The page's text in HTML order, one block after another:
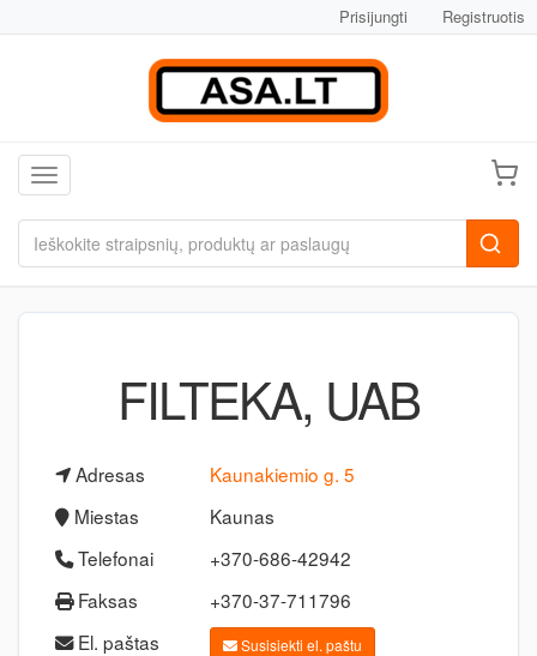
Prisijungti Registruotis
Toggle navigation
FILTEKA, UAB
Adresas
Kaunakiemio g. 5
Miestas
Kaunas
Telefonai
+370-686-42942
Faksas
+370-37-711796
El. paštas
Susisiekti el. paštu